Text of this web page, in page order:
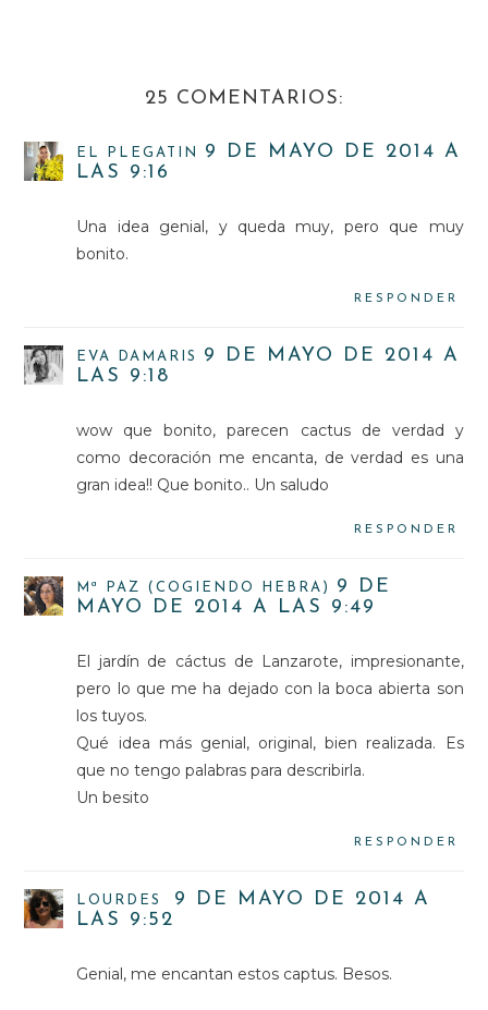
25 COMENTARIOS:
EL PLEGATIN
9 DE MAYO DE 2014 A
LAS 9:16
Una idea genial, y queda muy, pero que muy
bonito.
RESPONDER
EVA DAMARIS
9 DE MAYO DE 2014 A
LAS 9:18
wow que bonito, parecen cactus de verdad y
como decoración me encanta, de verdad es una
gran idea!! Que bonito.. Un saludo
RESPONDER
Mª PAZ (COGIENDO HEBRA)
9 DE
MAYO DE 2014 A LAS 9:49
El jardín de cáctus de Lanzarote, impresionante,
pero lo que me ha dejado con la boca abierta son
los tuyos.
Qué idea más genial, original, bien realizada. Es
que no tengo palabras para describirla.
Un besito
RESPONDER
LOURDES
9 DE MAYO DE 2014 A
LAS 9:52
Genial, me encantan estos captus. Besos.